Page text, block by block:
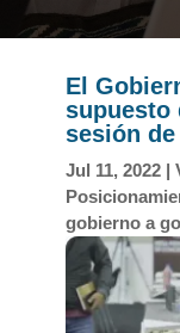
El
supuesto
sesión de
Jul 11, 2022|
gobierno a